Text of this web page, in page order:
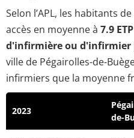
Selon l’APL, les habitants
accès en moyenne à 7.9
d'infirmière ou d'infirmier
ville de Pégairolles-de-
infirmiers que la moyenne
2023
de-